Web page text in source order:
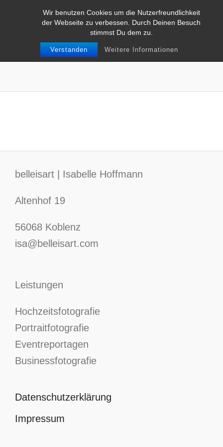
Wir benutzen Cookies um die Nutzerfreundlichkeit
der Webseite zu verbessen. Durch Deinen Besuch
stimmst Du dem zu.
Verstanden Weitere Informationen
HochzeitsReportage
belleisart | Isabelle Hoffmann
Altenhof 19
56068 Koblenz
isa@belleisart.com
Leistungen
Hochzeitsfotografie
Portraitfotografie
Eventreportagen
Businessfotografie
Datenschutzerklärung
Impressum